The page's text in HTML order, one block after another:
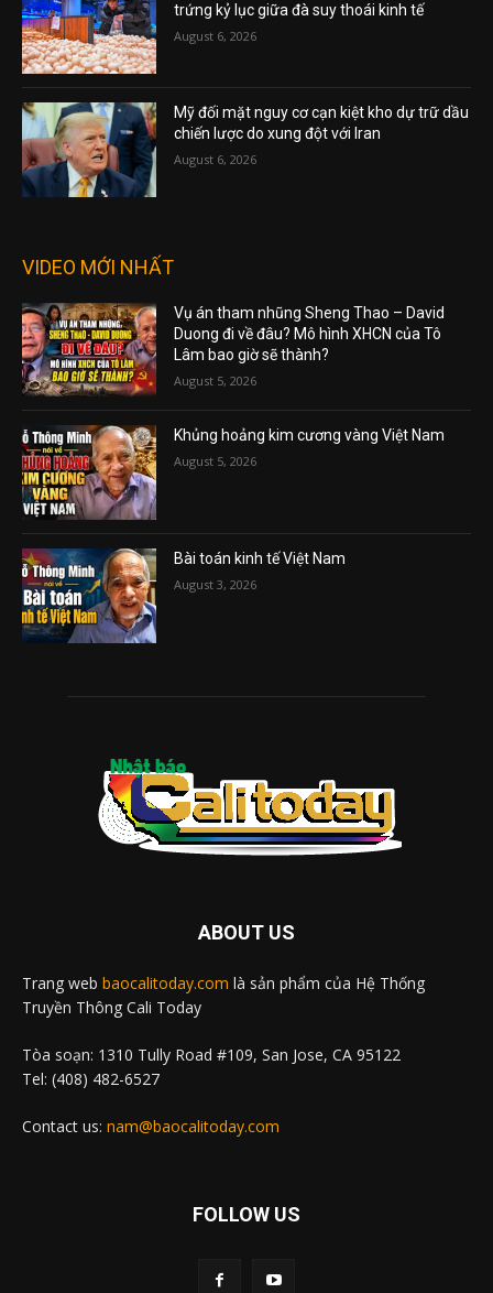
trứng kỷ lục giữa đà suy thoái kinh tế
August 6, 2026
Mỹ đối mặt nguy cơ cạn kiệt kho dự trữ dầu
chiến lược do xung đột với Iran
August 6, 2026
VIDEO MỚI NHẤT
Vụ án tham nhũng Sheng Thao – David
Duong đi về đâu? Mô hình XHCN của Tô
Lâm bao giờ sẽ thành?
August 5, 2026
Khủng hoảng kim cương vàng Việt Nam
August 5, 2026
Bài toán kinh tế Việt Nam
August 3, 2026
ABOUT US
Trang web baocalitoday.com là sản phẩm của Hệ Thống
Truyền Thông Cali Today
Tòa soạn: 1310 Tully Road #109, San Jose, CA 95122
Tel: (408) 482-6527
Contact us: nam@baocalitoday.com
FOLLOW US